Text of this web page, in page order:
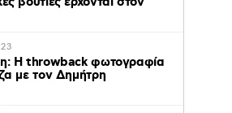
Η throwback φωτογραφία
με τον Δημήτρη